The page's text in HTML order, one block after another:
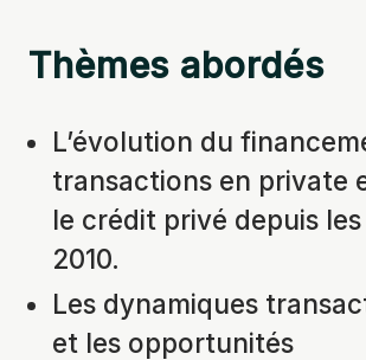
Thèmes abordés
L’évolution du
transactions en private
le crédit privé depuis
2010.
Les dynamiques
et les opportunités